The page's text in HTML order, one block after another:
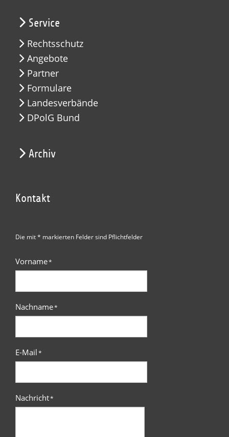
Service
Rechtsschutz
Angebote
Partner
Formulare
Landesverbände
DPolG Bund
Archiv
Kontakt
Die mit * markierten Felder sind Pflichtfelder
Vorname*
Nachname*
E-Mail*
Nachricht*